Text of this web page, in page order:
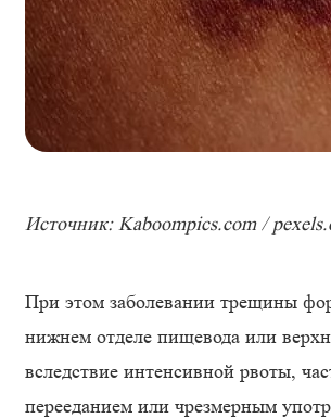
Источник: Kaboompics.com /
При этом заболевании трещины
нижнем отделе пищевода или
вследствие интенсивной рвоты,
перееданием или чрезмерным